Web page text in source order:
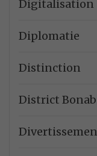
Digitalisation
Diplomatie
Distinction
District